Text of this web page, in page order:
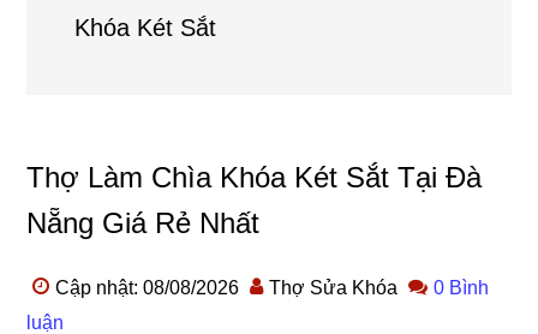
Khóa Két Sắt
Thợ Làm Chìa Khóa Két Sắt Tại Đà
Nẵng Giá Rẻ Nhất
Cập nhật: 08/08/2026 Thợ Sửa Khóa
0 Bình
luận